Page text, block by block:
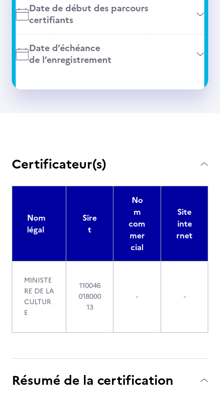
Date de début des parcours
certifiants
Date d’échéance
de l’enregistrement
Certificateur(s)
Nom
légal
Sire
t
No
m
com
mer
cial
Site
inte
rnet
MINISTE
RE DE LA
CULTUR
E
110046
018000
13
- -
Résumé de la certification